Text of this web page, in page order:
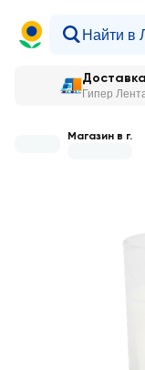
Доставка
Гипер
Магазин в г.